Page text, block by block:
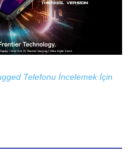
Telefonu İncelemek İçin